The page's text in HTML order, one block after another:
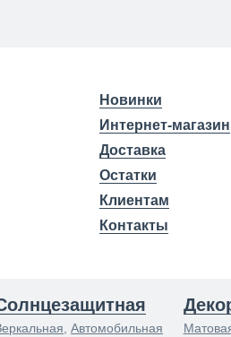
Новинки
Интернет-магазин
Доставка
Остатки
Клиентам
Контакты
,Автомобильная